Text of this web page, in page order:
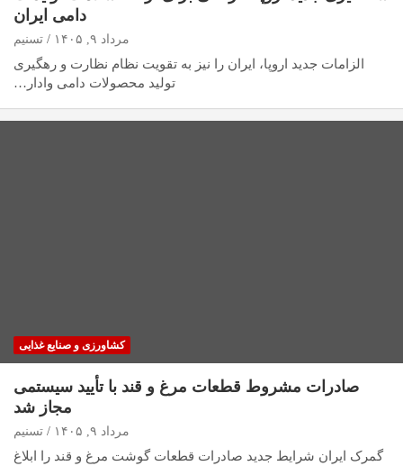
دامی ایران
مرداد ۹, ۱۴۰۵ تسنیم
الزامات جدید اروپا، ایران را نیز به تقویت نظام نظارت و رهگیری
تولید محصولات دامی وادار…
کشاورزی و صنایع غذایی
صادرات مشروط قطعات مرغ و قند با تأیید سیستمی
مجاز شد
مرداد ۹, ۱۴۰۵ تسنیم
گمرک ایران شرایط جدید صادرات قطعات گوشت مرغ و قند را ابلاغ